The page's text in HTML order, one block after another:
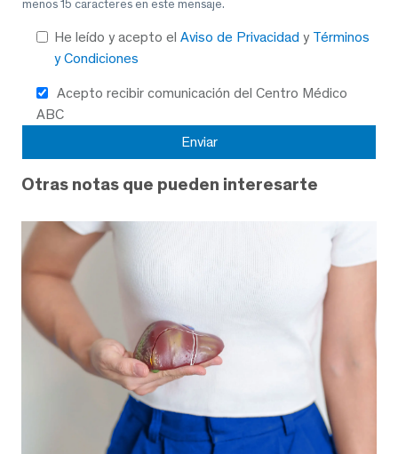
menos 15 caracteres en este mensaje.
He leído y acepto el Aviso de Privacidad y Términos
y Condiciones
Acepto recibir comunicación del Centro Médico
ABC
Otras notas que pueden interesarte